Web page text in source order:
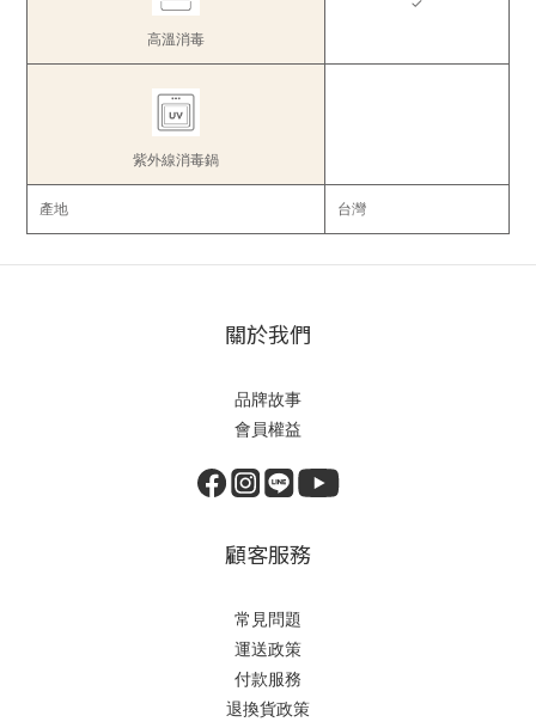
高溫消毒
✓
紫外線消毒鍋
產地 台灣
關於我們
品牌故事
會員權益
顧客服務
常見問題
運送政策
付款服務
退換貨政策